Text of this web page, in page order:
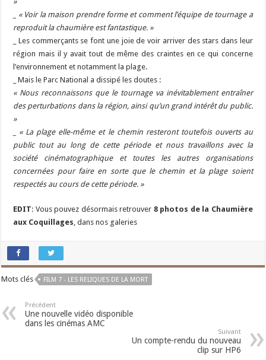
_ « Voir la maison prendre forme et comment l’équipe de tournage a
reproduit la chaumière est fantastique. »
_ Les commerçants se font une joie de voir arriver des stars dans leur
région mais il y avait tout de même des craintes en ce qui concerne
l’environnement et notamment la plage.
_ Mais le Parc National a dissipé les doutes :
« Nous reconnaissons que le tournage va inévitablement entraîner
des perturbations dans la région, ainsi qu’un grand intérêt du public.
»
_ « La plage elle-même et le chemin resteront toutefois ouverts au
public tout au long de cette période et nous travaillons avec la
société cinématographique et toutes les autres organisations
concernées pour faire en sorte que le chemin et la plage soient
respectés au cours de cette période. »
EDIT: Vous pouvez désormais retrouver 8 photos de la Chaumière
aux Coquillages, dans nos galeries
Mots clés FILM 7 - LES RELIQUES DE LA MORT
Précédent
Une nouvelle vidéo disponible
dans les cinémas AMC
Suivant
Un compte-rendu du nouveau
clip sur HP6